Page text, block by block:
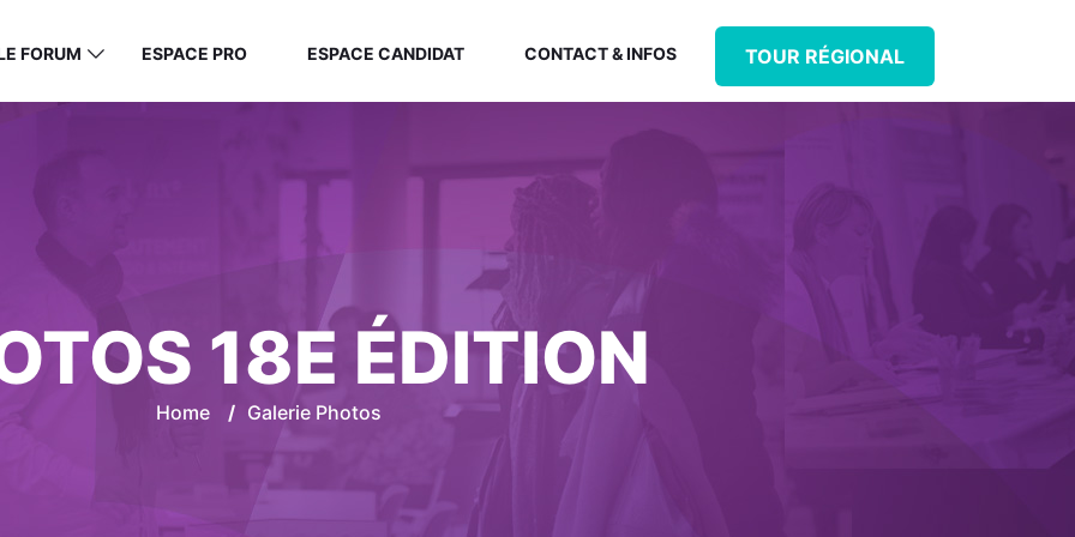
FORUM ESPACE PRO ESPACE CANDIDAT CONTACT & INFOS TOUR RÉGIONAL
18E ÉDITION
Home / Galerie Photos